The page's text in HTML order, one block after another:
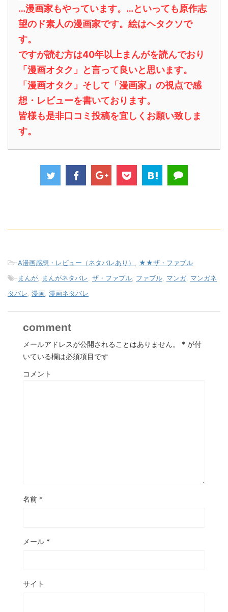
…漫画家もやっています。…といっても原作志
望のド素人の漫画家です。絵はヘタクソで
す。
ですが読む方は40年以上まんがを読んでおり
「漫画オタク」と言って良いと思います。
「漫画オタク」そして「漫画家」の視点で感
想・レビューを書いております。
皆様も是非口コミ投稿を宜しくお願い致しま
す。
-A漫画感想・レビュー（ネタバレあり）
★★ザ・ファブル
- まんが まんがネタバレ ザ・ファブル ファブル マンガ マンガネ
タバレ 漫画 漫画ネタバレ
comment
メールアドレスが公開されることはありません。 * が付
いている欄は必須項目です
コメント
名前 *
メール *
サイト